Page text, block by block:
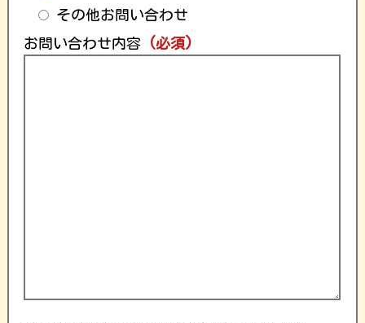
その他お問い合わせ
お問い合わせ内容
(必須)